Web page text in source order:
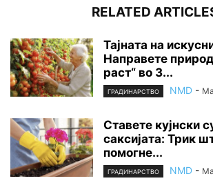
RELATED
Тајната на
Направете
раст“ во 3...
ГРАДИНАРСТВО NMD -
Ставете кујнски
саксијата: Трик
помогне...
ГРАДИНАРСТВО NMD -